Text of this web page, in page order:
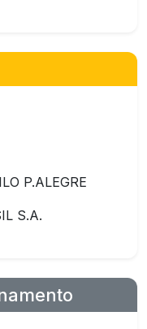
P.ALEGRE
S.A.